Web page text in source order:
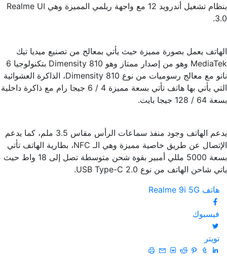
بنظام تشغيل أندرويد 12 مع واجهة ريلمي المميزة وهي Realme UI
3.0.
الهاتف يعمل بصورة مميزة حيث يأتي بمعالج من تصنيع ميديا تيك
MediaTek وهو من إصدار ممتاز وهو Dimensity 810 بتكنولوجيا 6
نانو مع معالج رسوميات من نوع Dimensity 810، الذاكرة العشوائية
التي يأتي بها هاتف تأتي بسعة مميزة 4 / 6 جيجا رام مع ذاكرة داخلية
بسعة 64 / 128 جيجا بايت.
يدعم الهاتف وجود منفذ سماعات الرأس مقاس 3.5 ملم، كما يدعم
الإتصال عن طريق خاصية مميزة وهي الـ NFC، بطارية الهاتف تأتي
بسعة 5000 مللي أمبير بقوة شحن متوسطة تصل إلى 18 واط حيث
ياتي شاحن الهاتف من نوع USB Type-C 2.0.
هاتف Realme 9i 5G
فيسبوك
تويتر